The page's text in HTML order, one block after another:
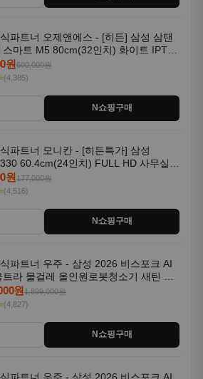
파트너 모니칸 - [히든특가] 삼성
60.4cm(24인치) FULL HD 사무실/
모니터
원177,000원
(4,516)
N쇼핑구매
파트너 우주 - 삼성 2026 비스포크 AI
트라 물걸레 올인원로봇청소기 새틴 그
AAG
원1,899,000원
(4,827)
N쇼핑구매
파트너 우주 - 삼성 2026 비스포크 AI
트라 물걸레 올인원로봇청소기 새틴 차
(4,116)
N쇼핑구매
파트너 다솜프라자 - 삼성 AI Q9000